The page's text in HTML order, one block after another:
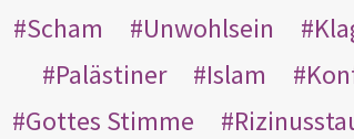
Scham
Unwohlsein
Palästiner
Islam
Gottes Stimme